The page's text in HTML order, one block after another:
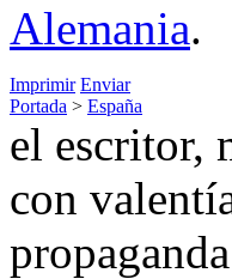
Alemania.
Imprimir Enviar
Portada > España
el escritor,
con